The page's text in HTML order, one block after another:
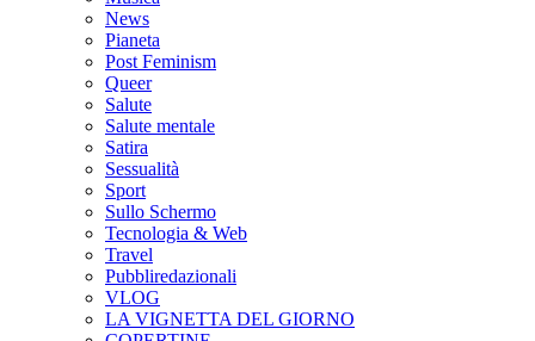
News
Pianeta
Post Feminism
Queer
Salute
Salute mentale
Satira
Sessualità
Sport
Sullo Schermo
Tecnologia & Web
Travel
Pubbliredazionali
VLOG
LA VIGNETTA DEL GIORNO